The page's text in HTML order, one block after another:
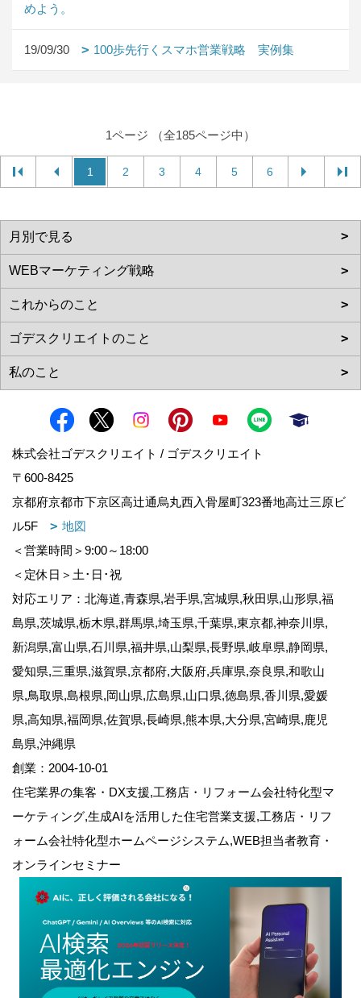
めよう。
19/09/30 100歩先行くスマホ営業戦略 実例集
1ページ （全185ページ中）
1 2 3 4 5 6
株式会社ゴデスクリエイト / ゴデスクリエイト
〒600-8425
京都府京都市下京区高辻通烏丸西入骨屋町323番地高辻三原ビ
ル5F
地図
＜営業時間＞9:00～18:00
＜定休日＞土･日･祝
対応エリア：北海道,青森県,岩手県,宮城県,秋田県,山形県,福
島県,茨城県,栃木県,群馬県,埼玉県,千葉県,東京都,神奈川県,
新潟県,富山県,石川県,福井県,山梨県,長野県,岐阜県,静岡県,
愛知県,三重県,滋賀県,京都府,大阪府,兵庫県,奈良県,和歌山
県,鳥取県,島根県,岡山県,広島県,山口県,徳島県,香川県,愛媛
県,高知県,福岡県,佐賀県,長崎県,熊本県,大分県,宮崎県,鹿児
島県,沖縄県
創業：2004-10-01
住宅業界の集客・DX支援,工務店・リフォーム会社特化型マ
ーケティング,生成AIを活用した住宅営業支援,工務店・リフ
ォーム会社特化型ホームページシステム,WEB担当者教育・
オンラインセミナー